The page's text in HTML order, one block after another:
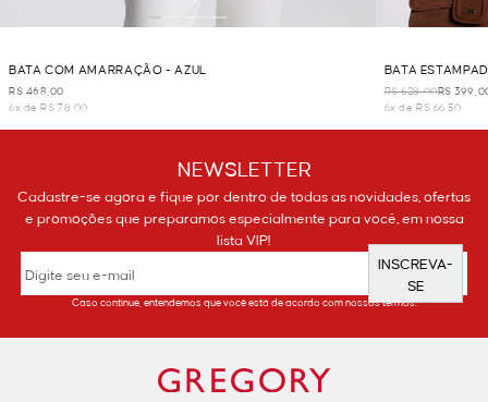
BATA COM AMARRAÇÃO - AZUL
R$ 468,00
6x de R$ 78,00
BATA
R$ 628,00R$
6x de R$ 66,50
NEWSLETTER
Cadastre-se agora e fique por dentro de todas as novidades, ofertas
e promoções que preparamos especialmente para você, em nossa
lista VIP!
INSCREVA-
SE
Caso continue, entendemos que você está de acordo com nossos termos.